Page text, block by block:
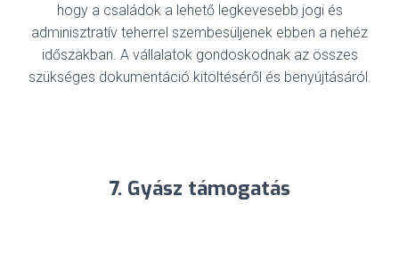
hogy a családok a lehető legkevesebb jogi és
adminisztratív teherrel szembesüljenek ebben a nehéz
időszakban. A vállalatok gondoskodnak az összes
szükséges dokumentáció kitöltéséről és benyújtásáról.
7. Gyász támogatás